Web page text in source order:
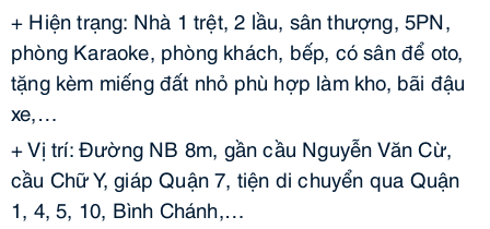
+ Hiện trạng: Nhà 1 trệt, 2 lầu, sân thượng, 5PN,
phòng Karaoke, phòng khách, bếp, có sân để oto,
tặng kèm miếng đất nhỏ phù hợp làm kho, bãi đậu
xe,…
+ Vị trí: Đường NB 8m, gần cầu Nguyễn Văn Cừ,
cầu Chữ Y, giáp Quận 7, tiện di chuyển qua Quận
1, 4, 5, 10, Bình Chánh,…